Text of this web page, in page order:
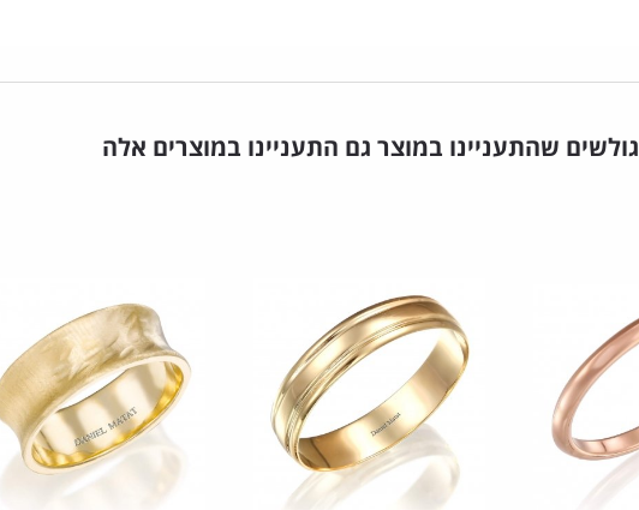
גולשים שהתעניינו במוצר גם התעניינו במוצרים אלה